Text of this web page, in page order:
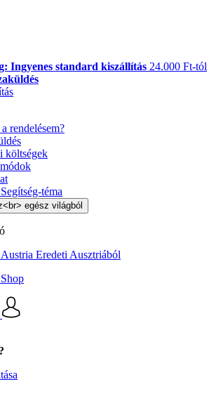
Ingyenes standard kiszállítás 24.000 Ft-tól
rendelésem?
költségek
téma
Eredeti Ausztriából